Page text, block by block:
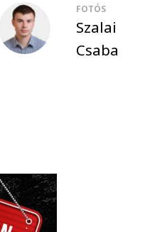
FOTÓS
Szalai
Csaba